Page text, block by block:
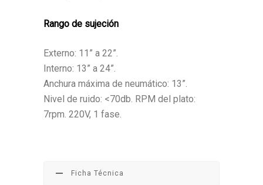
Rango de sujeción
Externo: 11” a 22”.
Interno: 13” a 24”.
Anchura máxima de neumático: 13”.
Nivel de ruido: <70db. RPM del plato:
7rpm. 220V, 1 fase.
Ficha Técnica